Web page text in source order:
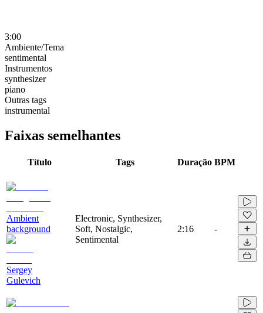
3:00
Ambiente/Tema
sentimental
Instrumentos
synthesizer
piano
Outras tags
instrumental
Faixas semelhantes
Título Tags Duração BPM
Ambient
background
Sergey
Gulevich
Electronic, Synthesizer,
Soft, Nostalgic,
Sentimental
2:16 -